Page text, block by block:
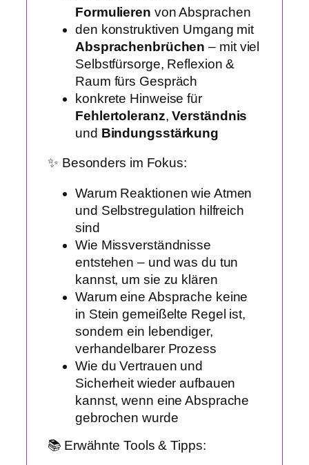
Formulieren von Absprachen
den konstruktiven Umgang mit
Absprachenbrüchen – mit viel
Selbstfürsorge, Reflexion &
Raum fürs Gespräch
konkrete Hinweise für
Fehlertoleranz,Verständnis
und Bindungsstärkung
✨ Besonders im Fokus:
Warum Reaktionen wie Atmen
und Selbstregulation hilfreich
sind
Wie Missverständnisse
entstehen – und was du tun
kannst, um sie zu klären
Warum eine Absprache keine
in Stein gemeißelte Regel ist,
sondern ein lebendiger,
verhandelbarer Prozess
Wie du Vertrauen und
Sicherheit wieder aufbauen
kannst, wenn eine Absprache
gebrochen wurde
📚 Erwähnte Tools & Tipps: